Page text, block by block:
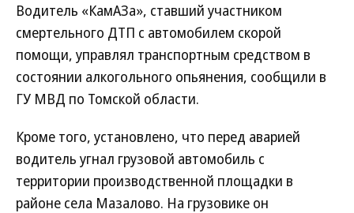
Водитель «КамАЗа», ставший участником
смертельного ДТП с автомобилем скорой
помощи, управлял транспортным средством в
состоянии алкогольного опьянения, сообщили в
ГУ МВД по Томской области.
Кроме того, установлено, что перед аварией
водитель угнал грузовой автомобиль с
территории производственной площадки в
районе села Мазалово. На грузовике он